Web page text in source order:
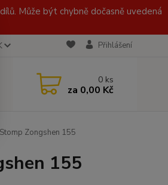
Může být chybně dočasně uvedená
Přihlášení
0 ks
za 0,00 Kč
Zongshen 155
155